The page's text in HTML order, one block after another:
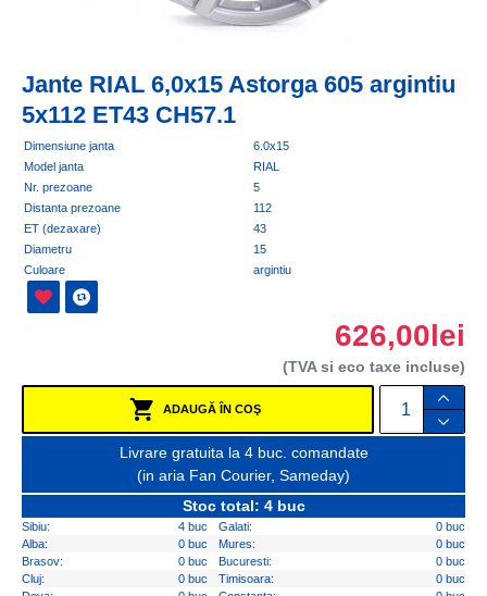
Jante RIAL 6,0x15 Astorga 605 argintiu
5x112 ET43 CH57.1
Dimensiune janta
6.0x15
Model janta
RIAL
Nr. prezoane
5
Distanta prezoane
112
ET (dezaxare)
43
Diametru
15
Culoare
argintiu
626,00lei
(TVA si eco taxe incluse)
ADAUGĂ ÎN COŞ
Livrare gratuita la 4 buc. comandate
(in aria Fan Courier, Sameday)
Stoc total: 4 buc
Sibiu: 4 buc Galati:
0 buc
Alba:
0 buc Mures:
0 buc
Brasov:
0 buc Bucuresti:
0 buc
Cluj:
0 buc Timisoara:
0 buc